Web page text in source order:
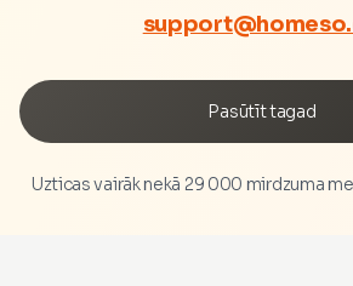
Pasūtīt tagad
Uzticas vairāk nekā 29 000 mirdzuma